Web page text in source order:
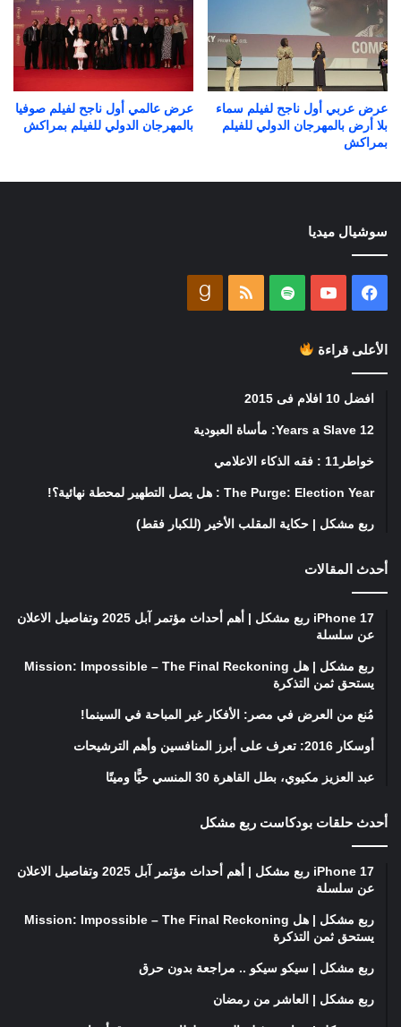
عرض عربي أول ناجح لفيلم سماء
بلا أرض بالمهرجان الدولي للفيلم
بمراكش
عرض عالمي أول ناجح لفيلم صوفيا
بالمهرجان الدولي للفيلم بمراكش
سوشيال ميديا
فيسبوكيوتيوب
‏Spotify
ملخص
الأعلى قراءة
افضل 10 افلام فى 2015
12 Years a Slave: مأساة العبودية
خواطر11 : فقه الذكاء الاعلامي
The Purge: Election Year : هل يصل التطهير لمحطة نهائية؟!
ربع مشكل | حكاية المقلب الأخير (للكبار فقط)
أحدث المقالات
iPhone 17 ربع مشكل | أهم أحداث مؤتمر آبل 2025 وتفاصيل الاعلان
عن سلسلة
ربع مشكل | هل Mission: Impossible – The Final Reckoning
يستحق ثمن التذكرة
مُنع من العرض في مصر: الأفكار غير المباحة في السينما!
أوسكار 2016: تعرف على أبرز المنافسين وأهم الترشيحات
عبد العزيز مكيوي، بطل القاهرة 30 المنسي حيًّا وميتًا
أحدث حلقات بودكاست ربع مشكل
iPhone 17 ربع مشكل | أهم أحداث مؤتمر آبل 2025 وتفاصيل الاعلان
عن سلسلة
ربع مشكل | هل Mission: Impossible – The Final Reckoning
يستحق ثمن التذكرة
ربع مشكل | سيكو سيكو .. مراجعة بدون حرق
ربع مشكل | العاشر من رمضان